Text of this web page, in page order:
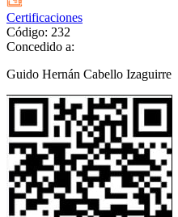
Certificaciones
Código: 232
Concedido a:
Guido Hernán Cabello Izaguirre